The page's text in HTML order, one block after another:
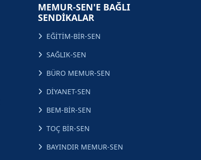
MEMUR-SEN'E BAĞLI
SENDİKALAR
EĞİTİM-BİR-SEN
SAĞLIK-SEN
BÜRO MEMUR-SEN
DİYANET-SEN
BEM-BİR-SEN
TOÇ BİR-SEN
BAYINDIR MEMUR-SEN